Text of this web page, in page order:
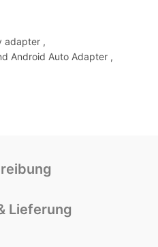
adapter ,
Android Auto Adapter ,
Lieferung